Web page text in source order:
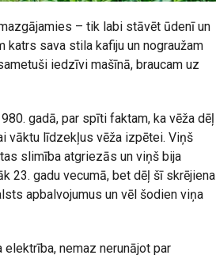
– tik labi stāvēt ūdenī un
sava stila kafiju un nograužam
iedzīvi mašīnā, braucam uz
gadā, par spīti faktam, ka vēža dēļ
vāktu līdzekļus vēža izpētei. Viņš
slimība atgriezās un viņš bija
23. gadu vecumā, bet dēļ šī skrējiena
apbalvojumus un vēl šodien viņa
nemaz nerunājot par